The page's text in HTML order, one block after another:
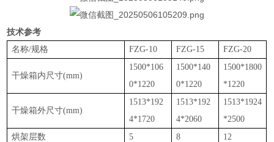
技术参考
名称/规格 FZG-10 FZG-15 FZG-20
干燥箱内尺寸(mm)
1500*106
0*1220
1500*140
0*1220
1500*1800
*1220
干燥箱外尺寸(mm)
1513*192
4*1720
1513*192
4*2060
1513*1924
*2500
烘架层数
5 8
12